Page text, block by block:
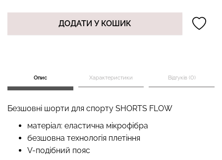
ДОДАТИ У КОШИК
Опис Характеристики Відгуків (0)
Безшовні шорти для спорту SHORTS FLOW
матеріал: еластична мікрофібра
безшовна технологія плетіння
V-подібний пояс
299 грн.
299 грн.